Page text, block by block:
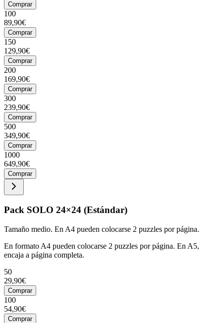
Comprar
100
89,90€
Comprar
150
129,90€
Comprar
200
169,90€
Comprar
300
239,90€
Comprar
500
349,90€
Comprar
1000
649,90€
Comprar
Pack SOLO 24×24 (Estándar)
Tamaño medio. En A4 pueden colocarse 2 puzzles por página.
En formato A4 pueden colocarse 2 puzzles por página. En A5,
encaja a página completa.
50
29,90€
Comprar
100
54,90€
Comprar